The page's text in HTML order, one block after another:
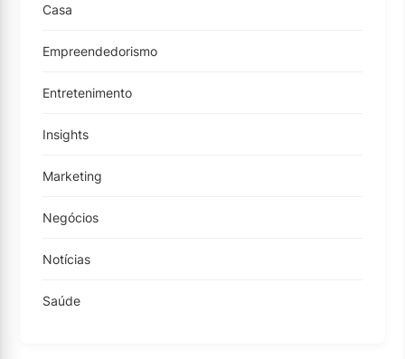
Casa
Empreendedorismo
Entretenimento
Insights
Marketing
Negócios
Notícias
Saúde